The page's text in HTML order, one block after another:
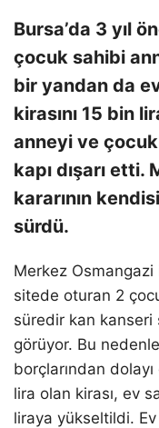
Bursa’da 3 yıl
çocuk sahibi
bir yandan da
kirasını 15 bin
anneyi ve
kapı dışarı
kararının
sürdü.
Merkez
sitede oturan 2
süredir kan
görüyor. Bu
borçlarından
lira olan kirası, ev
liraya yükseltildi.